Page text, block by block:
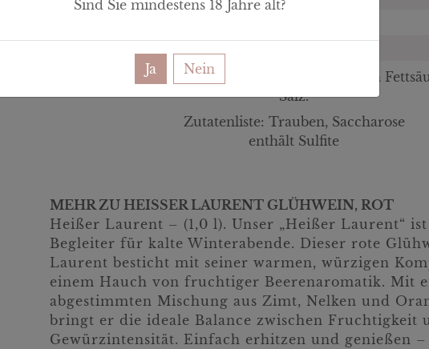
Sind Sie mindestens 18 Jahre alt?
Ja Nein
Enthält geringfügige Mengen von Fett, gesättigten
Salz.
Zutatenliste: Trauben, Saccharose
enthält Sulfite
MEHR ZU HEISSER LAURENT GLÜHWEIN, ROT
Heißer Laurent – (1,0 l). Unser „Heißer Laurent“
Begleiter für kalte Winterabende. Dieser rote
Laurent besticht mit seiner warmen, würzigen
einem Hauch von fruchtiger Beerenaromatik. Mit
abgestimmten Mischung aus Zimt, Nelken und
bringt er die ideale Balance zwischen Fruchtigkeit
Gewürzintensität. Einfach erhitzen und genießen –